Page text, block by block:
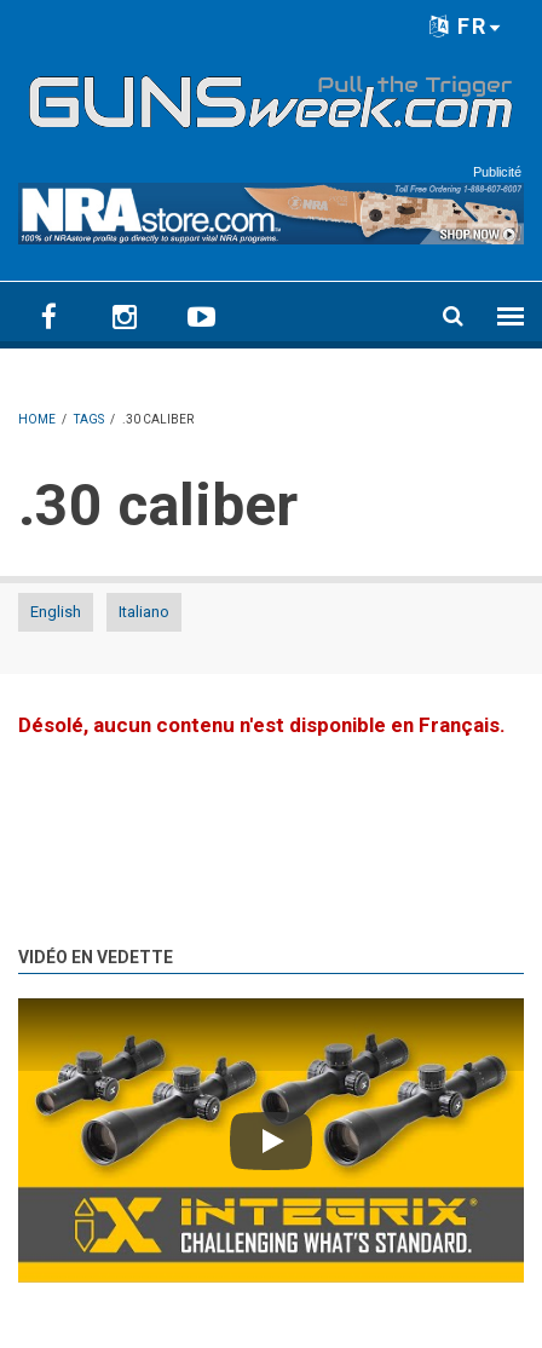
FR
Publicité
HOME / TAGS / .30 CALIBER
.30 caliber
English Italiano
Désolé, aucun contenu n'est disponible en Français.
VIDÉO EN VEDETTE
Play